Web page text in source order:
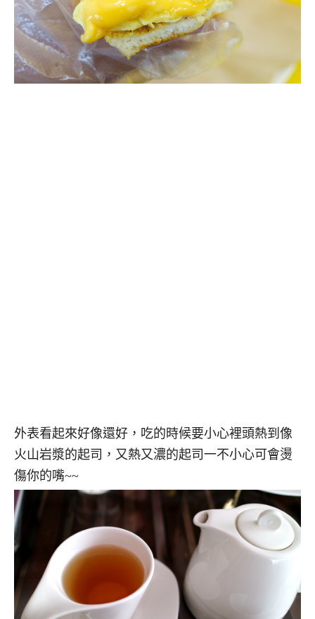
外表看起來好像還好，吃的時候要小心裡頭熱到像
火山岩漿的起司，又熱又濃的起司一不小心可會燙
傷你的嘴~~